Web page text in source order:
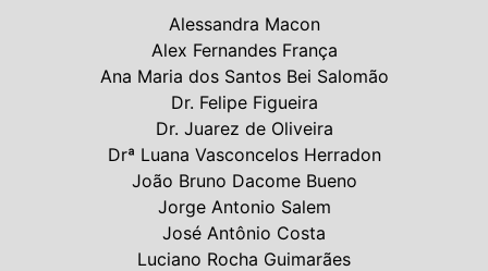
Alessandra Macon
Alex Fernandes França
Ana Maria dos Santos Bei Salomão
Dr. Felipe Figueira
Dr. Juarez de Oliveira
Drª Luana Vasconcelos Herradon
João Bruno Dacome Bueno
Jorge Antonio Salem
José Antônio Costa
Luciano Rocha Guimarães